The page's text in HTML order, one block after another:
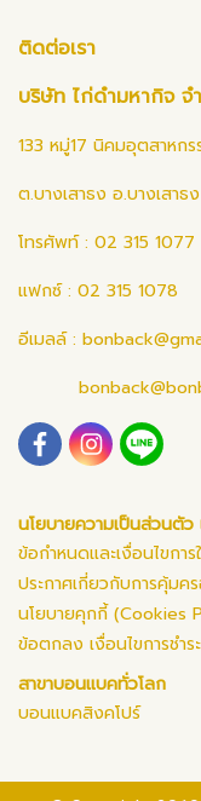
ติดต่อเรา
บริษัท ไก่ดำมหากิจ จ
133 หมู่17 นิคมอุตสาหก
ต.บางเสาธง อ.บางเสา
โทรศัพท์ : 02 315
แฟกซ์ : 02 315 1078
อีเมลล์ :
นโยบายความเป็นส่วนตัว
ข้อกำหนดและเงื่อนไขการ
ประกาศเกี่ยวกับการคุ้ม
นโยบายคุกกี้ (Cookies
ข้อตกลง เงื่อนไขการชำร
สาขาบอนแบคทั่วโลก
บอนแบคสิงคโปร์